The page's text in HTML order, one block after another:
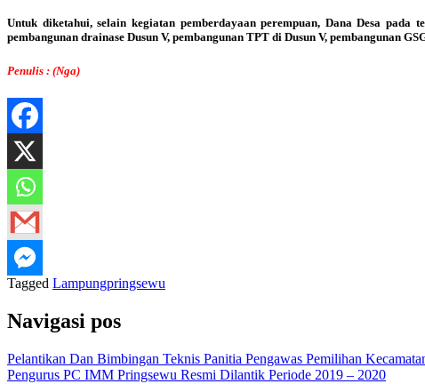
Untuk diketahui, selain kegiatan pemberdayaan perempuan, Dana Desa
pembangunan drainase Dusun V, pembangunan TPT di Dusun V, pembangunan
Penulis : (Nga)
Tagged Lampungpringsewu
Navigasi pos
Pelantikan Dan Bimbingan Teknis Panitia Pengawas Pemilihan
Pengurus PC IMM Pringsewu Resmi Dilantik Periode 2019 – 2020